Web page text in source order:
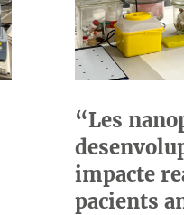
“Les
impacte
pacients